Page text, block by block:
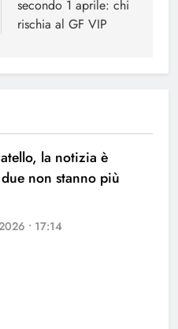
secondo 1 aprile: chi
rischia al GF VIP
la notizia è
non stanno più
• 17:14